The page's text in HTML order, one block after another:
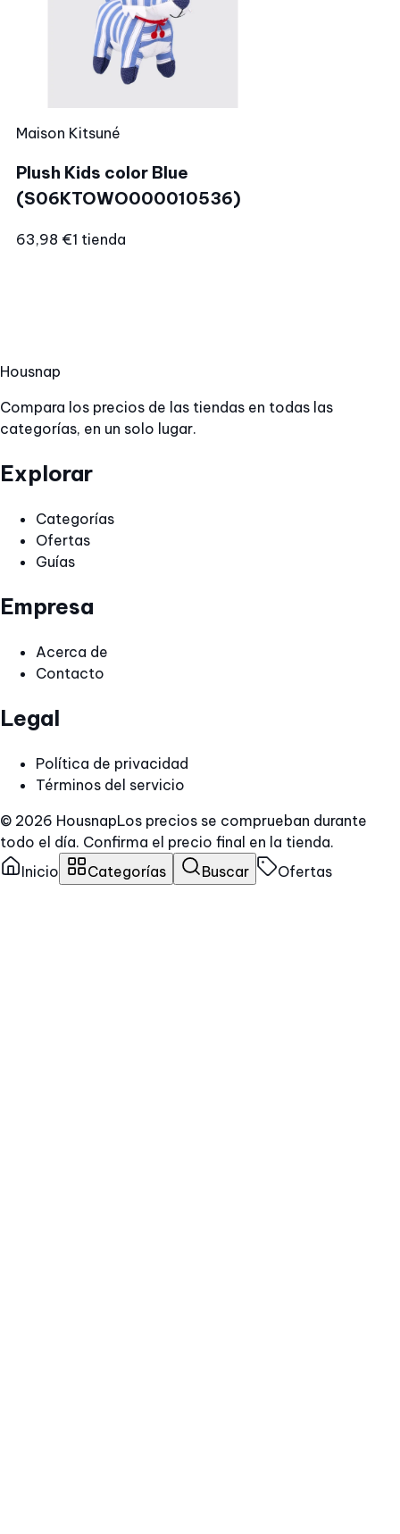
Maison Kitsuné
Plush Kids color Blue
(S06KTOWO000010536)
63,98 €1 tienda
Housnap
Compara los precios de las tiendas en todas las
categorías, en un solo lugar.
Explorar
Categorías
Ofertas
Guías
Empresa
Acerca de
Contacto
Legal
Política de privacidad
Términos del servicio
© 2026 HousnapLos precios se comprueban durante
todo el día. Confirma el precio final en la tienda.
Inicio
Categorías Buscar Ofertas